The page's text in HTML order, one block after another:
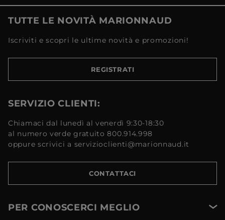
TUTTE LE NOVITÀ MARIONNAUD
Iscriviti e scopri le ultime novità e promozioni!
REGISTRATI
SERVIZIO CLIENTI:
Chiamaci dal lunedì al venerdì 9:30-18:30
al numero verde gratuito 800.914.998
oppure scrivici a servizioclienti@marionnaud.it
CONTATTACI
PER CONOSCERCI MEGLIO